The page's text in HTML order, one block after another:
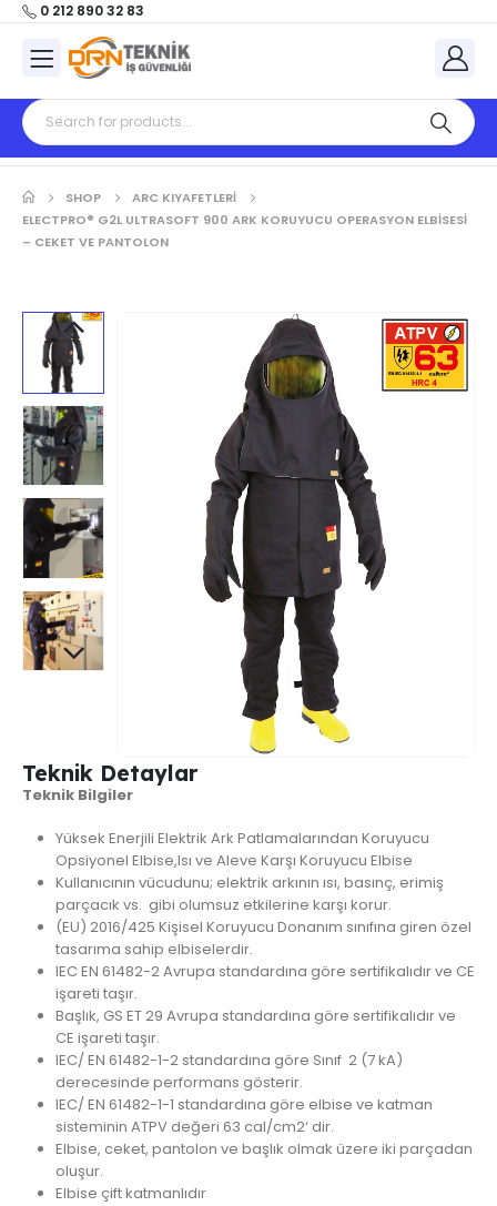
0 212 890 32 83
SHOP
ARC KIYAFETLERİ
ELECTPRO® G2L ULTRASOFT 900 ARK KORUYUCU OPERASYON ELBİSESİ
– CEKET VE PANTOLON
Teknik Detaylar
Teknik Bilgiler
Yüksek Enerjili Elektrik Ark Patlamalarından Koruyucu
Opsiyonel Elbise,Isı ve Aleve Karşı Koruyucu Elbise
Kullanıcının vücudunu; elektrik arkının ısı, basınç, erimiş
parçacık vs. gibi olumsuz etkilerine karşı korur.
(EU) 2016/425 Kişisel Koruyucu Donanım sınıfına giren özel
tasarıma sahip elbiselerdir.
IEC EN 61482-2 Avrupa standardına göre sertifikalıdır ve CE
işareti taşır.
Başlık, GS ET 29 Avrupa standardına göre sertifikalıdır ve
CE işareti taşır.
IEC/ EN 61482-1-2 standardına göre Sınıf 2 (7 kA)
derecesinde performans gösterir.
IEC/ EN 61482-1-1 standardına göre elbise ve katman
sisteminin ATPV değeri 63 cal/cm2‘ dir.
Elbise, ceket, pantolon ve başlık olmak üzere iki parçadan
oluşur.
Elbise çift katmanlıdır